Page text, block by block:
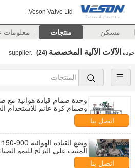
Veson Valve Ltd.
مسكن منتجات معلومات
جودة الآلات الآلية المخصصة (24)
وصمام كرة عائم للاستخدام
اتصل بنا
المثبت على التزلج للنمو
اتصل بنا